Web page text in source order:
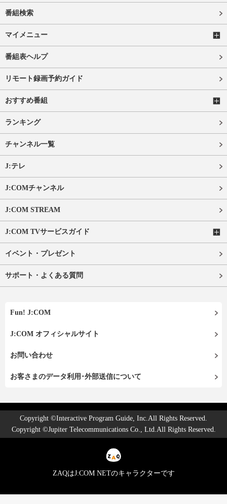
番組検索
マイメニュー
番組表ヘルプ
リモート録画予約ガイド
おすすめ番組
ランキング
チャンネル一覧
J:テレ
J:COMチャンネル
J:COM STREAM
J:COM TVサービスガイド
イベント・プレゼント
サポート・よくある質問
Fun! J:COM
J:COM オフィシャルサイト
お問い合わせ
お客さまのデータ利用･外部送信について
Copyright ©Interactive Program Guide, Inc.All Rights Reserved.
Copyright ©Jupiter Telecommunications Co., Ltd.All Rights Reserved.
ZAQはJ:COM NETのキャラクターです